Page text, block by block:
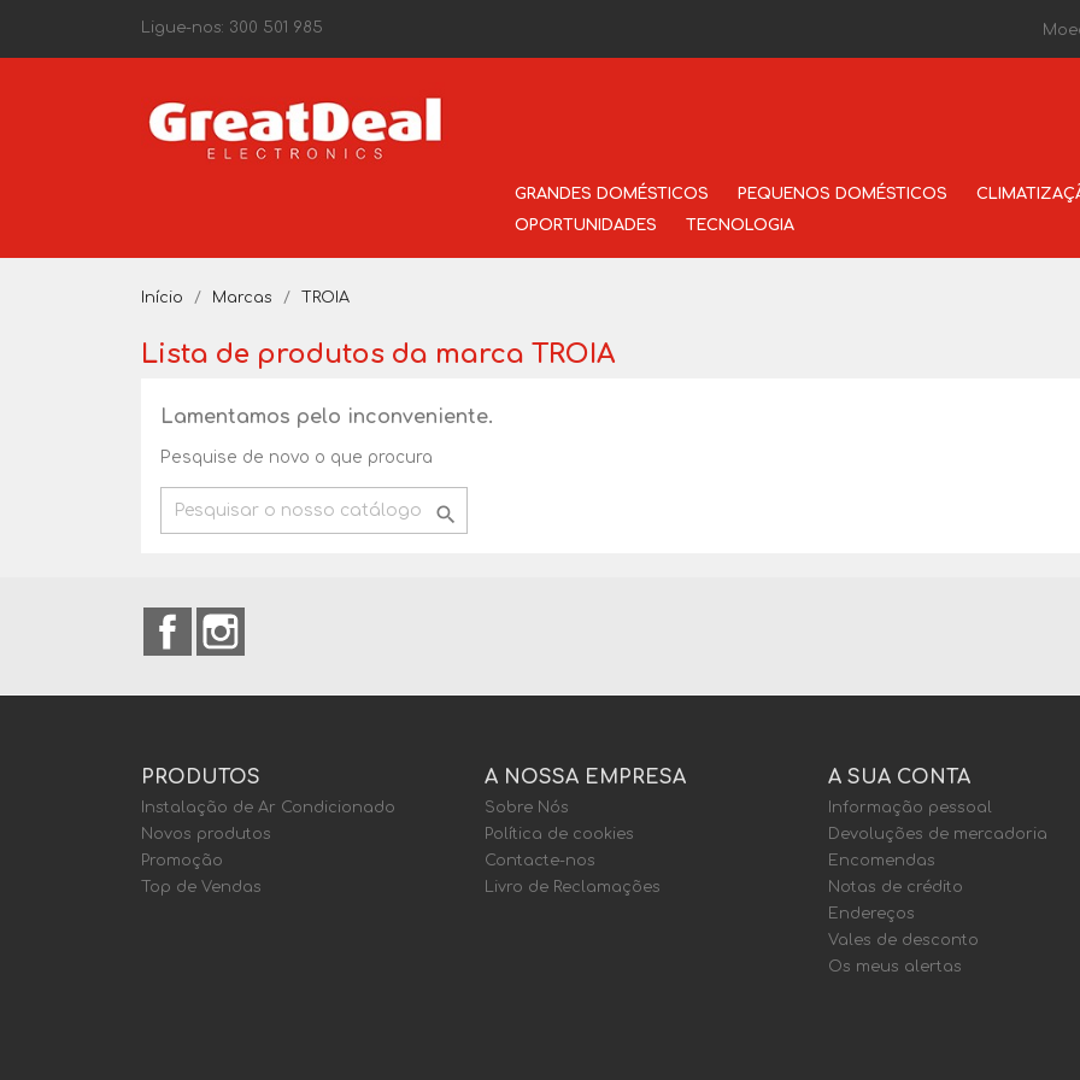
Ligue-nos: 300 501 985
GRANDES DOMÉSTICOS PEQUENOS DOMÉSTICOS
OPORTUNIDADES
TECNOLOGIA
Início Marcas TROIA
Lista de produtos da marca TROIA
Lamentamos pelo inconveniente.
Pesquise de novo o que procura

Facebook
PRODUTOS
Instalação de Ar Condicionado
Novos produtos
Promoção
Top de Vendas
A NOSSA EMPRESA
Sobre Nós
Política de cookies
Contacte-nos
Livro de Reclamações
A SUA CONTA
Informação pessoal
Devoluções de mercadoria
Encomendas
Notas de crédito
Endereços
Vales de desconto
Os meus alertas